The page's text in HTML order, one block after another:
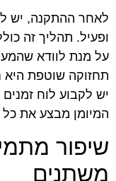
לאחר ההתקנה, יש
ופעיל. תהליך זה
על מנת לוודא
תחזוקה שוטפת היא
יש לקבוע לוח זמנים
המיומן מבצע את
שיפור
משתנים